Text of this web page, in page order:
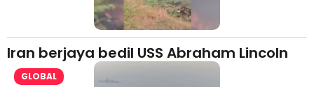
Iran berjaya bedil USS Abraham Lincoln
GLOBAL